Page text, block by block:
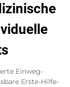
Einweg-
Erste-Hilfe-